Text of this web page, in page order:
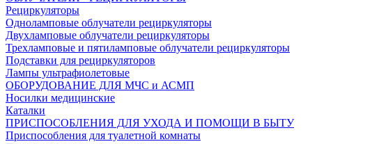
Рециркуляторы
Одноламповые облучатели рециркуляторы
Двухламповые облучатели рециркуляторы
Трехламповые и пятиламповые облучатели рециркуляторы
Подставки для рециркуляторов
Лампы ультрафиолетовые
ОБОРУДОВАНИЕ ДЛЯ МЧС и АСМП
Носилки медицинские
Каталки
ПРИСПОСОБЛЕНИЯ ДЛЯ УХОДА И ПОМОЩИ В БЫТУ
Приспособления для туалетной комнаты